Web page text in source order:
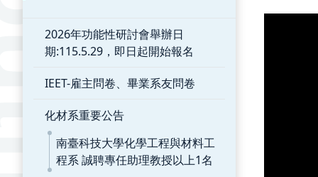
2026年功能性研討會舉辦日
期:115.5.29，即日起開始報名
IEET-雇主問卷、畢業系友問卷
化材系重要公告
南臺科技大學化學工程與材料工
程系 誠聘專任助理教授以上1名